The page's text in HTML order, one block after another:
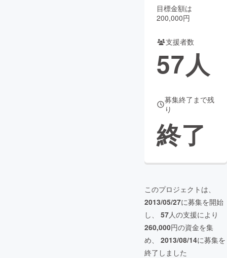
コミュニティ
目標金額は
200,000円
支援者数
57人
募集終了まで残
り
終了
このプロジェクトは、
2013/05/27に募集を開始
し、 57人の支援により
260,000円の資金を集
め、 2013/08/14に募集を
終了しました